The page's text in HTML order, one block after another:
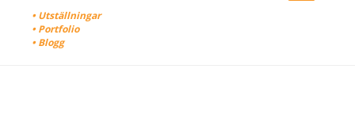
• Utställningar
• Portfolio
• Blogg